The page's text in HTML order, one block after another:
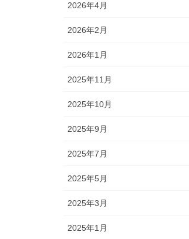
2026年4月
2026年2月
2026年1月
2025年11月
2025年10月
2025年9月
2025年7月
2025年5月
2025年3月
2025年1月